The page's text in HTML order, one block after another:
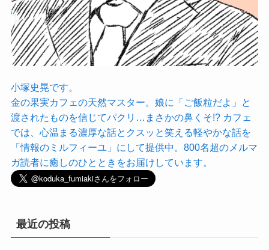
小塚史晃です。
金の果実カフェの天然マスター。娘に「ご飯粒だよ」と
渡されたものを信じてパクリ…まさかの鼻くそ!? カフェ
では、心温まる濃厚な話とクスッと笑える軽やかな話を
「情報のミルフィーユ」にして提供中。800名超のメルマ
ガ読者に癒しのひとときをお届けしています。
最近の投稿